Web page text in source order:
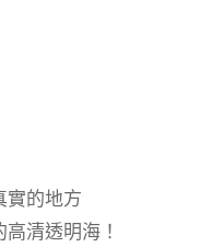
實的地方
清透明海！